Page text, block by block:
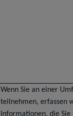
Wenn Sie an einer
teilnehmen, erfassen
Informationen, die Sie